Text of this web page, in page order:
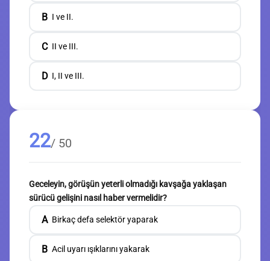
B I ve II.
C II ve III.
D I, II ve III.
22/ 50
Geceleyin, görüşün yeterli olmadığı kavşağa yaklaşan
sürücü gelişini nasıl haber vermelidir?
A Birkaç defa selektör yaparak
B Acil uyarı ışıklarını yakarak